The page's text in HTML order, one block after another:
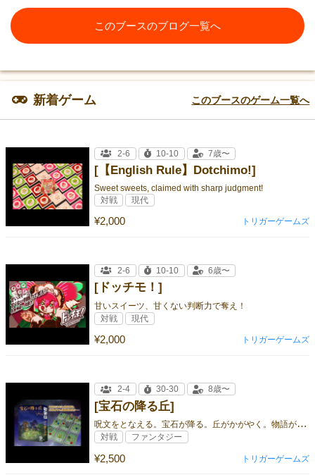
このブースのブログ一覧へ
新着ゲーム このブースのゲーム一覧へ
[【English Rule】Dotchimo!]
Sweet sweets, claimed with sharp judgment!
¥2,000
2-6 10-10 7歳〜
対戦 現代
トリガーゲームズ
[ドッチモ！]
甘いスイーツ、甘くない判断力で奪え！
¥2,000
2-6 10-10 6歳〜
対戦 現代
トリガーゲームズ
[宝石の降る丘]
呪
文をとなえる。宝石が降る。丘がかがやく。物語が動き出す――
¥2,500
2-4 30-30 8歳〜
対戦 ファンタジー
トリガーゲームズ